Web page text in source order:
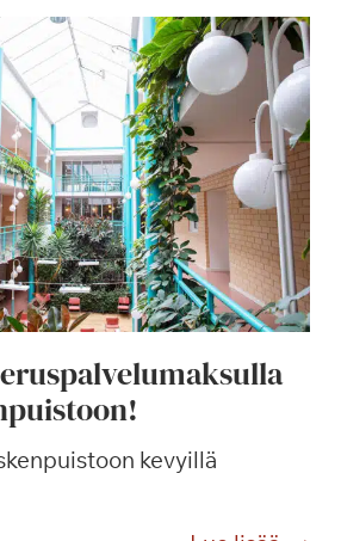
v
ä
k
a
h
v
i
t
p
u
u
a
a
kevyillä